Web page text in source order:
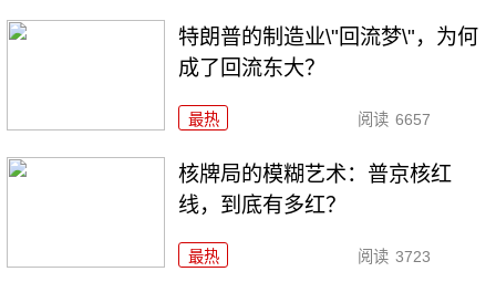
特朗普的制造业\"回流梦\"，为何
成了回流东大？
最热 阅读 6657
核牌局的模糊艺术：普京核红
线，到底有多红？
最热 阅读 3723